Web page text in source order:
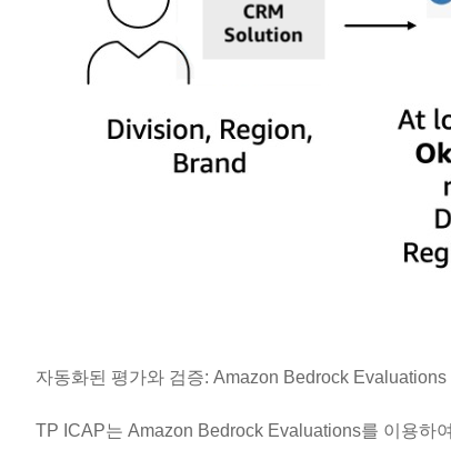
자동화된 평가와 검증: Amazon Bedrock Evaluations
TP ICAP는 Amazon Bedrock Evaluations를 이용하